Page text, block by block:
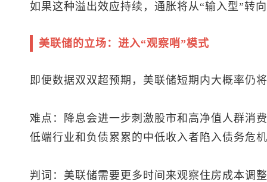
如果这种溢出效应持续，通胀将从“输入型”转
美联储的立场：进入“观察哨”模式
即便数据双双超预期，美联储短期内大概率仍
难点：降息会进一步刺激股市和高净值人群消
低端行业和负债累累的中低收入者陷入债务危
判词：美联储需要更多时间来观察住房成本调